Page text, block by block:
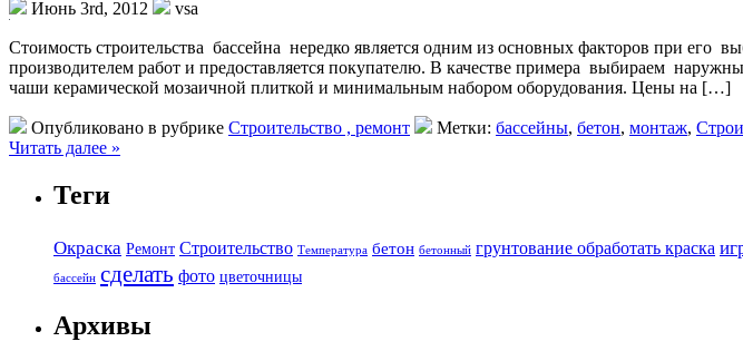
Июнь 3rd, 2012 vsa
Стоимость строительства бассейна нередко является одним из основных факторов при его
производителем работ и предоставляется покупателю. В качестве примера выбираем
чаши керамической мозаичной плиткой и минимальным набором оборудования. Цены на […]
Опубликовано в рубрике Строительство , ремонт Метки: бассейны, бетон, монтаж,
Читать далее »
Теги
Окраска Ремонт Строительство Температура бетон бетонный грунтование обработать краска
бассейн сделать фото цветочницы
Архивы